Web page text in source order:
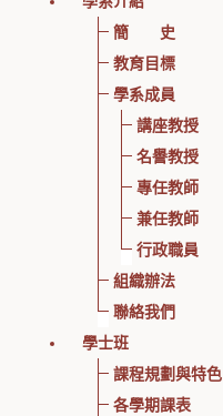
簡 史
教育目標
學系成員
講座教授
名譽教授
專任教師
兼任教師
行政職員
組織辦法
聯絡我們
學士班
課程規劃與特色
各學期課表